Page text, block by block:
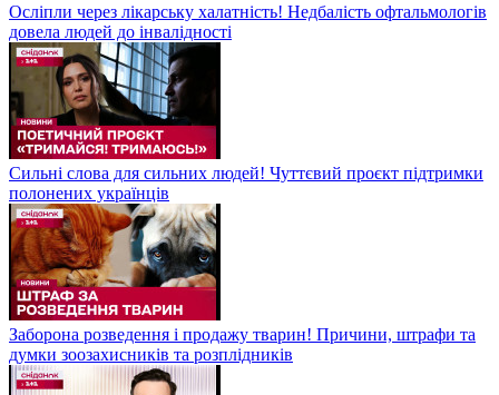
Осліпли через лікарську халатність! Недбалість офтальмологів
довела людей до інвалідності
Сильні слова для сильних людей! Чуттєвий проєкт підтримки
полонених українців
Заборона розведення і продажу тварин! Причини, штрафи та
думки зоозахисників та розплідників